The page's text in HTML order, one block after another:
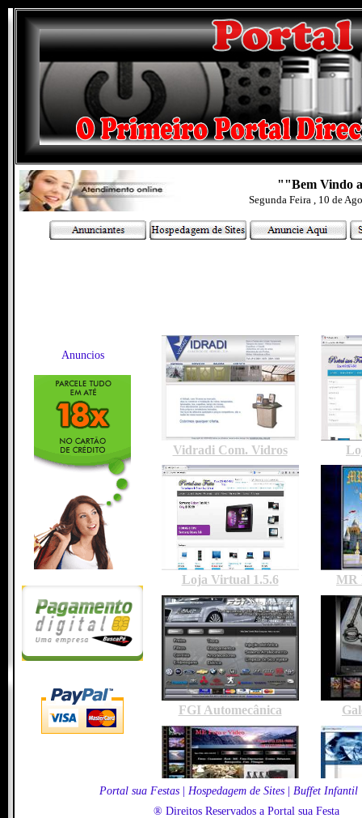
""Bem Vindo
Segunda Feira , 10 de
Anuncios
Portal sua Festas Hospedagem de Sites Buffet Infantil
® Direitos Reservados a Portal sua Festa